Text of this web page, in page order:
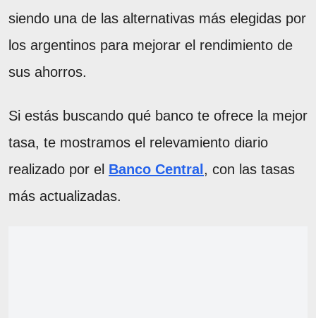
siendo una de las alternativas más elegidas por
los argentinos para mejorar el rendimiento de
sus ahorros.
Si estás buscando qué banco te ofrece la mejor
tasa, te mostramos el relevamiento diario
realizado por el Banco Central , con las tasas
más actualizadas.